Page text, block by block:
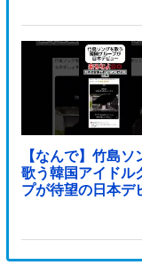
【なんで】竹島ソ
歌う韓国アイドル
プが待望の日本デ